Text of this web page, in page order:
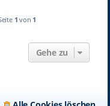
1 von 1
Gehe zu